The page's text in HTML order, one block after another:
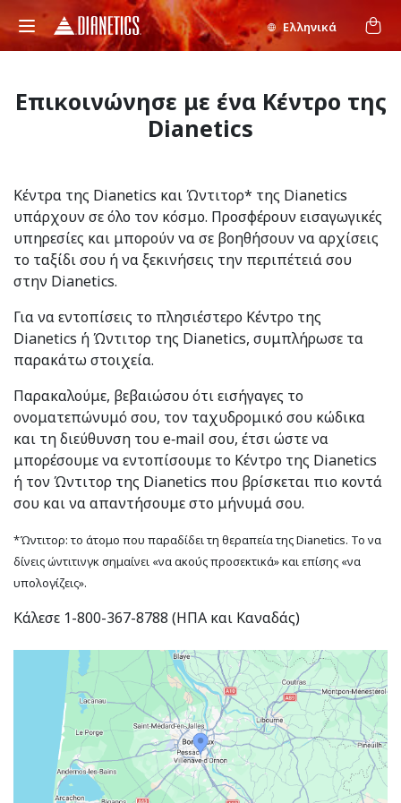
Ελληνικά
Επικοινώνησε με ένα Κέντρο της
Dianetics
Κέντρα της Dianetics και Ώντιτορ* της Dianetics
υπάρχουν σε όλο τον κόσμο. Προσφέρουν εισαγωγικές
υπηρεσίες και μπορούν να σε βοηθήσουν να αρχίσεις
το ταξίδι σου ή να ξεκινήσεις την περιπέτειά σου
στην Dianetics.
Για να εντοπίσεις το πλησιέστερο Κέντρο της
Dianetics ή Ώντιτορ της Dianetics, συμπλήρωσε τα
παρακάτω στοιχεία.
Παρακαλούμε, βεβαιώσου ότι εισήγαγες το
ονοματεπώνυμό σου, τον ταχυδρομικό σου κώδικα
και τη διεύθυνση του e‑mail σου, έτσι ώστε να
μπορέσουμε να εντοπίσουμε το Κέντρο της Dianetics
ή τον Ώντιτορ της Dianetics που βρίσκεται πιο κοντά
σου και να απαντήσουμε στο μήνυμά σου.
*Ώντιτορ: το άτομο που παραδίδει τη θεραπεία της Dianetics. Το να
δίνεις ώντιτινγκ σημαίνει «να ακούς προσεκτικά» και επίσης «να
υπολογίζεις».
Κάλεσε 1-800-367-8788 (ΗΠΑ και Καναδάς)